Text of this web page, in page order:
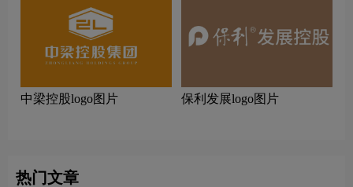
中梁控股logo图片 保利发展logo图片
热门文章